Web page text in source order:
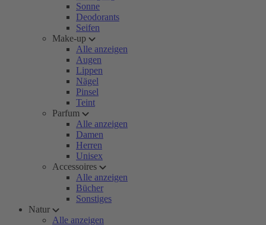
Sonne
Deodorants
Seifen
Make-up
Alle anzeigen
Augen
Lippen
Nägel
Pinsel
Teint
Parfum
Alle anzeigen
Damen
Herren
Unisex
Accessoires
Alle anzeigen
Bücher
Sonstiges
Natur
Alle anzeigen